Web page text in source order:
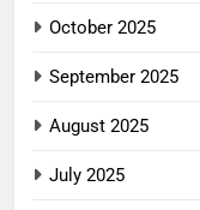
October 2025
September 2025
August 2025
July 2025